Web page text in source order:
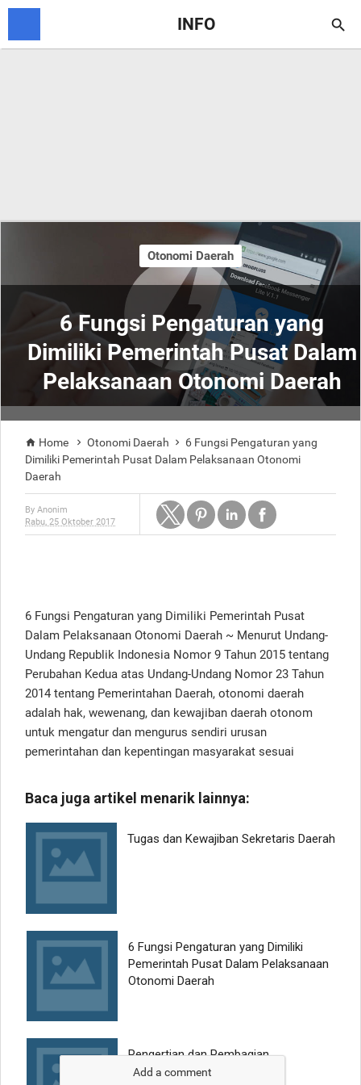
INFO 
6 Fungsi Pengaturan yang
Dimiliki Pemerintah Pusat Dalam
Pelaksanaan Otonomi Daerah
Otonomi Daerah
 Home  Otonomi Daerah 
6 Fungsi Pengaturan yang
Dimiliki Pemerintah Pusat Dalam Pelaksanaan Otonomi
Daerah
By Anonim
Rabu, 25 Oktober 2017
6 Fungsi Pengaturan yang Dimiliki Pemerintah Pusat
Dalam Pelaksanaan Otonomi Daerah ~ Menurut Undang-
Undang Republik Indonesia Nomor 9 Tahun 2015 tentang
Perubahan Kedua atas Undang-Undang Nomor 23 Tahun
2014 tentang Pemerintahan Daerah, otonomi daerah
adalah hak, wewenang, dan kewajiban daerah otonom
untuk mengatur dan mengurus sendiri urusan
pemerintahan dan kepentingan masyarakat sesuai
Add a comment